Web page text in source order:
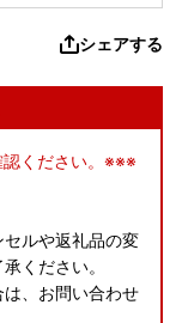
シェアする
ください。※※※
ルや返礼品の変
ください。
、お問い合わせ